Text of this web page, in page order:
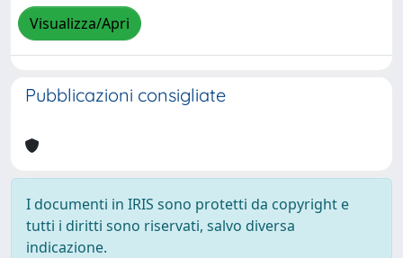
Visualizza/Apri
Pubblicazioni consigliate
I documenti in IRIS sono protetti da copyright e
tutti i diritti sono riservati, salvo diversa
indicazione.